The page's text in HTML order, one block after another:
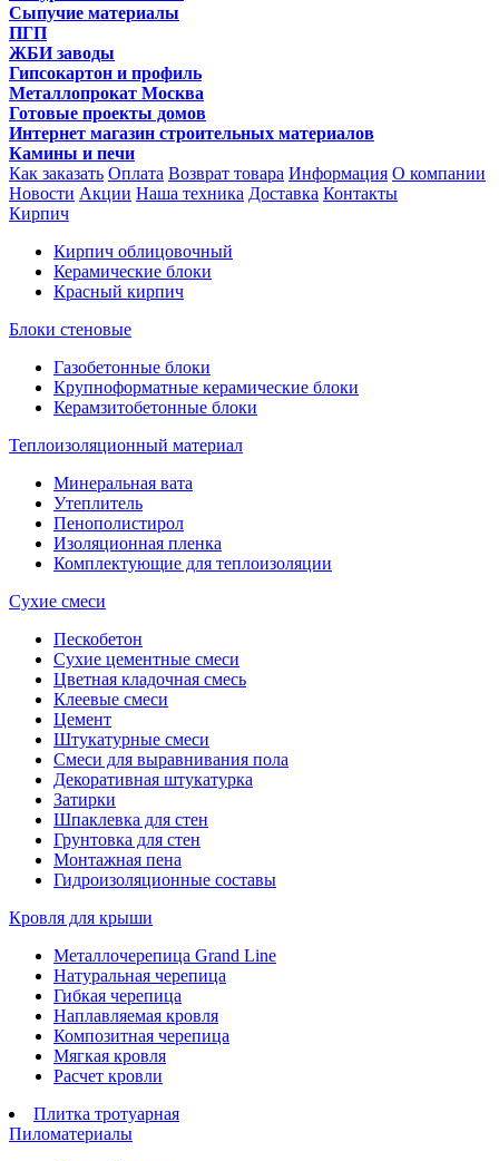
Сыпучие материалы
ПГП
ЖБИ заводы
Гипсокартон и профиль
Металлопрокат Москва
Готовые проекты домов
Интернет магазин строительных материалов
Камины и печи
Как заказать Оплата Возврат товара Информация О компании
Новости Акции Наша техника Доставка Контакты
Кирпич
Кирпич облицовочный
Керамические блоки
Красный кирпич
Блоки стеновые
Газобетонные блоки
Крупноформатные керамические блоки
Керамзитобетонные блоки
Теплоизоляционный материал
Минеральная вата
Утеплитель
Пенополистирол
Изоляционная пленка
Комплектующие для теплоизоляции
Сухие смеси
Пескобетон
Сухие цементные смеси
Цветная кладочная смесь
Клеевые смеси
Цемент
Штукатурные смеси
Смеси для выравнивания пола
Декоративная штукатурка
Затирки
Шпаклевка для стен
Грунтовка для стен
Монтажная пена
Гидроизоляционные составы
Кровля для крыши
Металлочерепица Grand Line
Натуральная черепица
Гибкая черепица
Наплавляемая кровля
Композитная черепица
Мягкая кровля
Расчет кровли
Плитка тротуарная
Пиломатериалы